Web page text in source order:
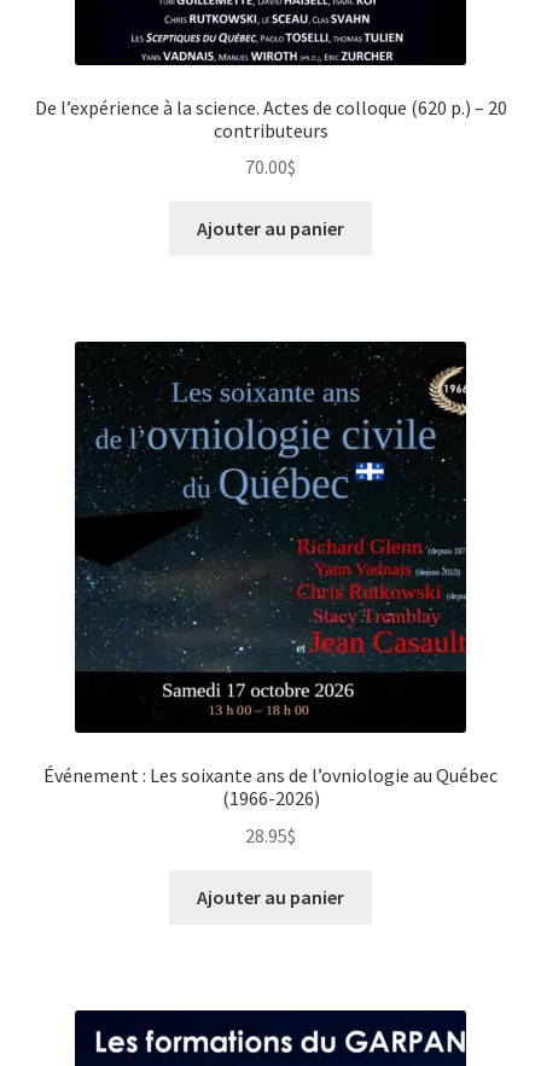
De l’expérience à la science. Actes de colloque (620 p.) – 20
contributeurs
70.00$
Ajouter au panier
Événement : Les soixante ans de l’ovniologie au Québec
(1966-2026)
28.95$
Ajouter au panier